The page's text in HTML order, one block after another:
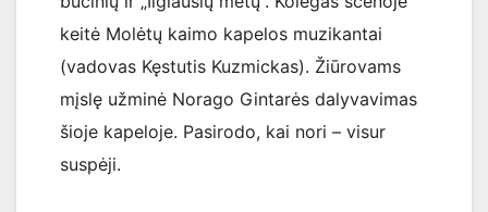
keitė Molėtų kaimo kapelos muzikantai
(vadovas Kęstutis Kuzmickas). Žiūrovams
mįslę užminė Norago Gintarės dalyvavimas
šioje kapeloje. Pasirodo, kai nori – visur
suspėji.